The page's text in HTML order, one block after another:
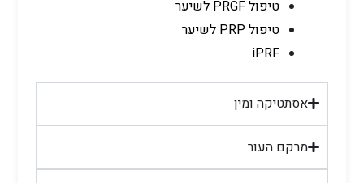
טיפול PRGF לשיער
טיפול PRP לשיער
iPRF
אסתטיקה ומין
מרקם העור